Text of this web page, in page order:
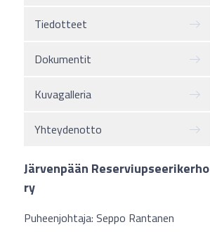
Tiedotteet
Dokumentit
Kuvagalleria
Yhteydenotto
Järvenpään Reserviupseerikerho
ry
Puheenjohtaja: Seppo Rantanen